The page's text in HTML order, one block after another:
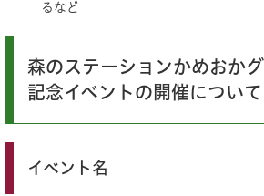
るなど
森のステーションかめおか
記念イベントの開催について
イベント名